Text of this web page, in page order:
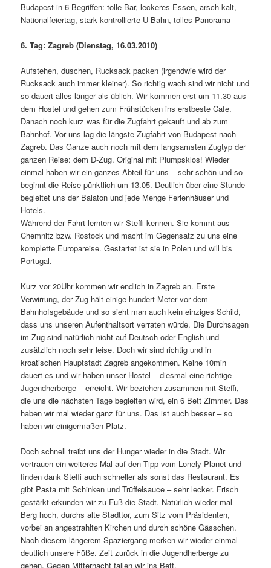
Budapest in 6 Begriffen: tolle Bar, leckeres Essen, arsch kalt,
Nationalfeiertag, stark kontrollierte U-Bahn, tolles Panorama
6. Tag: Zagreb (Dienstag, 16.03.2010)
Aufstehen, duschen, Rucksack packen (irgendwie wird der
Rucksack auch immer kleiner). So richtig wach sind wir nicht und
so dauert alles länger als üblich. Wir kommen erst um 11.30 aus
dem Hostel und gehen zum Frühstücken ins erstbeste Cafe.
Danach noch kurz was für die Zugfahrt gekauft und ab zum
Bahnhof. Vor uns lag die längste Zugfahrt von Budapest nach
Zagreb. Das Ganze auch noch mit dem langsamsten Zugtyp der
ganzen Reise: dem D-Zug. Original mit Plumpsklos! Wieder
einmal haben wir ein ganzes Abteil für uns – sehr schön und so
beginnt die Reise pünktlich um 13.05. Deutlich über eine Stunde
begleitet uns der Balaton und jede Menge Ferienhäuser und
Hotels.
Während der Fahrt lernten wir Steffi kennen. Sie kommt aus
Chemnitz bzw. Rostock und macht im Gegensatz zu uns eine
komplette Europareise. Gestartet ist sie in Polen und will bis
Portugal.
Kurz vor 20Uhr kommen wir endlich in Zagreb an. Erste
Verwirrung, der Zug hält einige hundert Meter vor dem
Bahnhofsgebäude und so sieht man auch kein einziges Schild,
dass uns unseren Aufenthaltsort verraten würde. Die Durchsagen
im Zug sind natürlich nicht auf Deutsch oder English und
zusätzlich noch sehr leise. Doch wir sind richtig und in
kroatischen Hauptstadt Zagreb angekommen. Keine 10min
dauert es und wir haben unser Hostel – diesmal eine richtige
Jugendherberge – erreicht. Wir beziehen zusammen mit Steffi,
die uns die nächsten Tage begleiten wird, ein 6 Bett Zimmer. Das
haben wir mal wieder ganz für uns. Das ist auch besser – so
haben wir einigermaßen Platz.
Doch schnell treibt uns der Hunger wieder in die Stadt. Wir
vertrauen ein weiteres Mal auf den Tipp vom Lonely Planet und
finden dank Steffi auch schneller als sonst das Restaurant. Es
gibt Pasta mit Schinken und Trüffelsauce – sehr lecker. Frisch
gestärkt erkunden wir zu Fuß die Stadt. Natürlich wieder mal
Berg hoch, durchs alte Stadttor, zum Sitz vom Präsidenten,
vorbei an angestrahlten Kirchen und durch schöne Gässchen.
Nach diesem längerem Spaziergang merken wir wieder einmal
deutlich unsere Füße. Zeit zurück in die Jugendherberge zu
gehen. Gegen Mitternacht fallen wir ins Bett.